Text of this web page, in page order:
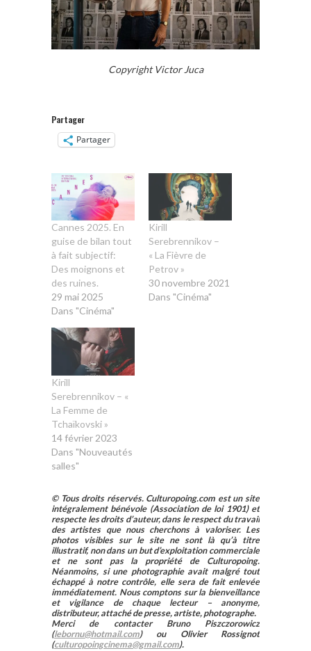
Copyright Victor Juca
Partager
Partager
Cannes 2025. En
guise de bilan tout
à fait subjectif:
Des moignons et
des ruines.
29 mai 2025
Dans "Cinéma"
Kirill
Serebrennikov –
« La Fièvre de
Petrov »
30 novembre 2021
Dans "Cinéma"
Kirill
Serebrennikov – «
La Femme de
Tchaïkovski »
14 février 2023
Dans "Nouveautés
salles"
© Tous droits réservés. Culturopoing.com est un site
intégralement bénévole (Association de loi 1901) et
respecte les droits d’auteur, dans le respect du travail
des artistes que nous cherchons à valoriser. Les
photos visibles sur le site ne sont là qu’à titre
illustratif, non dans un but d’exploitation commerciale
et ne sont pas la propriété de Culturopoing.
Néanmoins, si une photographie avait malgré tout
échappé à notre contrôle, elle sera de fait enlevée
immédiatement. Nous comptons sur la bienveillance
et vigilance de chaque lecteur – anonyme,
distributeur, attaché de presse, artiste, photographe.
Merci de contacter Bruno Piszczorowicz
(lebornu@hotmail.com) ou Olivier Rossignot
(culturopoingcinema@gmail.com).